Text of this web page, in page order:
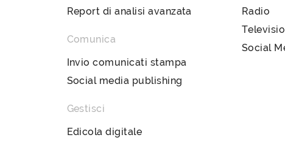
Report di analisi avanzata
Comunica
Invio comunicati stampa
Social media publishing
Gestisci
Edicola digitale
Radio
Social